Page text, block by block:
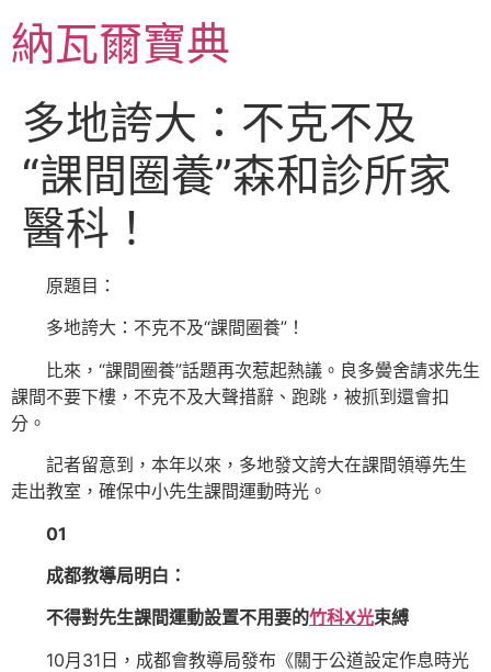
至
主納瓦爾寶典
多地誇大：不克不及
“課間圈養”森和診所家
醫科！
原題目：
多地誇大：不克不及“課間圈養”！
比來，“課間圈養”話題再次惹起熱議。良多黌舍請求先生
課間不要下樓，不克不及大聲措辭、跑跳，被抓到還會扣
分。
記者留意到，本年以來，多地發文誇大在課間領導先生
走出教室，確保中小先生課間運動時光。
01
成都教導局明白：
不得對先生課間運動設置不用要的竹科X光束縛
10月31日，成都會教導局發布《關于公道設定作息時光